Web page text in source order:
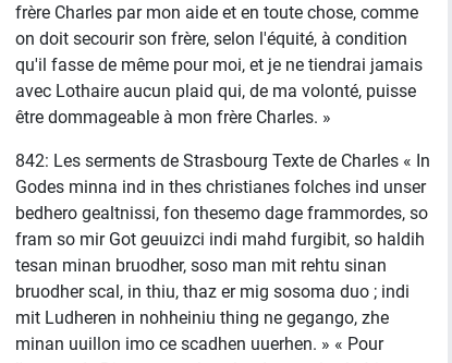
frère Charles par mon aide et en toute chose, comme
on doit secourir son frère, selon l'équité, à condition
qu'il fasse de même pour moi, et je ne tiendrai jamais
avec Lothaire aucun plaid qui, de ma volonté, puisse
être dommageable à mon frère Charles. »
842: Les serments de Strasbourg Texte de Charles « In
Godes minna ind in thes christianes folches ind unser
bedhero gealtnissi, fon thesemo dage frammordes, so
fram so mir Got geuuizci indi mahd furgibit, so haldih
tesan minan bruodher, soso man mit rehtu sinan
bruodher scal, in thiu, thaz er mig sosoma duo ; indi
mit Ludheren in nohheiniu thing ne gegango, zhe
minan uuillon imo ce scadhen uuerhen. » « Pour